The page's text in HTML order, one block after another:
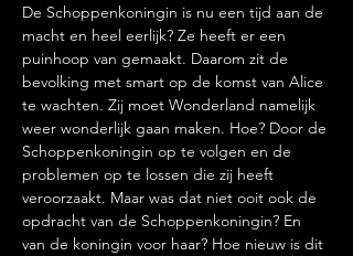
De Schoppenkoningin is nu een tijd aan de
macht en heel eerlijk? Ze heeft er een
puinhoop van gemaakt. Daarom zit de
bevolking met smart op de komst van Alice
te wachten. Zij moet Wonderland namelijk
weer wonderlijk gaan maken. Hoe? Door de
Schoppenkoningin op te volgen en de
problemen op te lossen die zij heeft
veroorzaakt. Maar was dat niet ooit ook de
opdracht van de Schoppenkoningin? En
van de koningin voor haar? Hoe nieuw is dit